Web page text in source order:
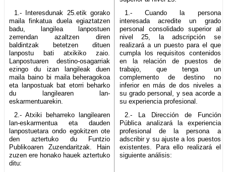
1.- Interesdunak 25.etik gorako
maila finkatua duela egiaztatzen
badu, langilea lanpostuen
zerrendan azaltzen diren
baldintzak betetzen dituen
lanpostu bati atxikiko zaio.
Lanpostuaren destino-osagarriak
ezingo du izan langileak duen
maila baino bi maila beheragokoa
eta lanpostuak bat etorri beharko
du langilearen lan-
eskarmentuarekin.
1.- Cuando la persona
interesada acredite un grado
personal consolidado superior al
nivel 25, la adscripción se
realizará a un puesto para el que
cumpla los requisitos contenidos
en la relación de puestos de
trabajo, que tenga un
complemento de destino no
inferior en más de dos niveles a
su grado personal, y sea acorde a
su experiencia profesional.
2.- Atxiki beharreko langilearen
lan-eskarmentua eta dauden
lanpostuetara ondo egokitzen ote
den aztertuko du Funtzio
Publikoaren Zuzendaritzak. Hain
zuzen ere honako hauek aztertuko
ditu:
2.- La Dirección de Función
Pública analizará la experiencia
profesional de la persona a
adscribir y su ajuste a los puestos
existentes. Para ello realizará el
siguiente análisis: